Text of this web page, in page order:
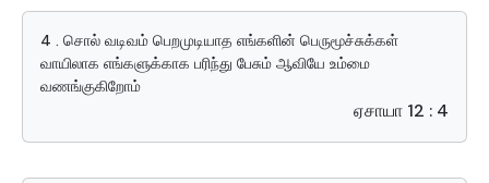
4 . சொல் வடிவம் பெறமுடியாத எங்களின் பெருமூச்சுக்கள்
வாயிலாக எங்களுக்காக பரிந்து பேசும் ஆவியே உம்மை
வணங்குகிறோம்
ஏசாயா 12 : 4